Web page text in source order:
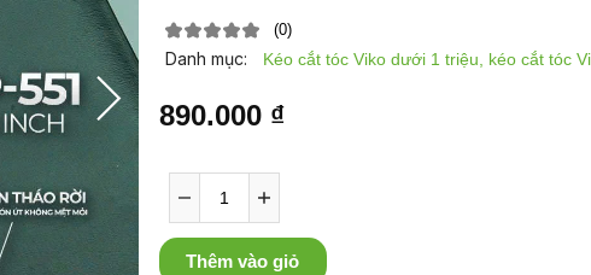
(0)
890.000 ₫
Thêm vào giỏ
Danh mục: Kéo cắt tóc Viko dưới 1 triệu, kéo cắt tóc